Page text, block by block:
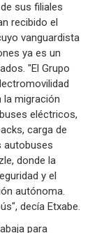
sus filiales
recibido el
vanguardista
ya es un
"El Grupo
migración
eléctricos,
carga de
autobuses
donde la
y el
autónoma.
decía Etxabe.
para